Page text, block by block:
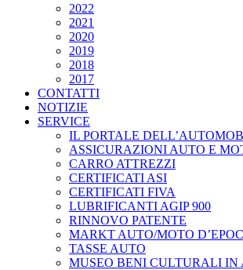
2022
2021
2020
2019
2018
2017
CONTATTI
NOTIZIE
SERVICE
IL PORTALE
ASSICURAZIONI AUTO E
CARRO ATTREZZI
CERTIFICATI ASI
CERTIFICATI FIVA
LUBRIFICANTI AGIP 900
RINNOVO PATENTE
MARKT AUTO/MOTO
TASSE AUTO
MUSEO BENI CULTURALI IN